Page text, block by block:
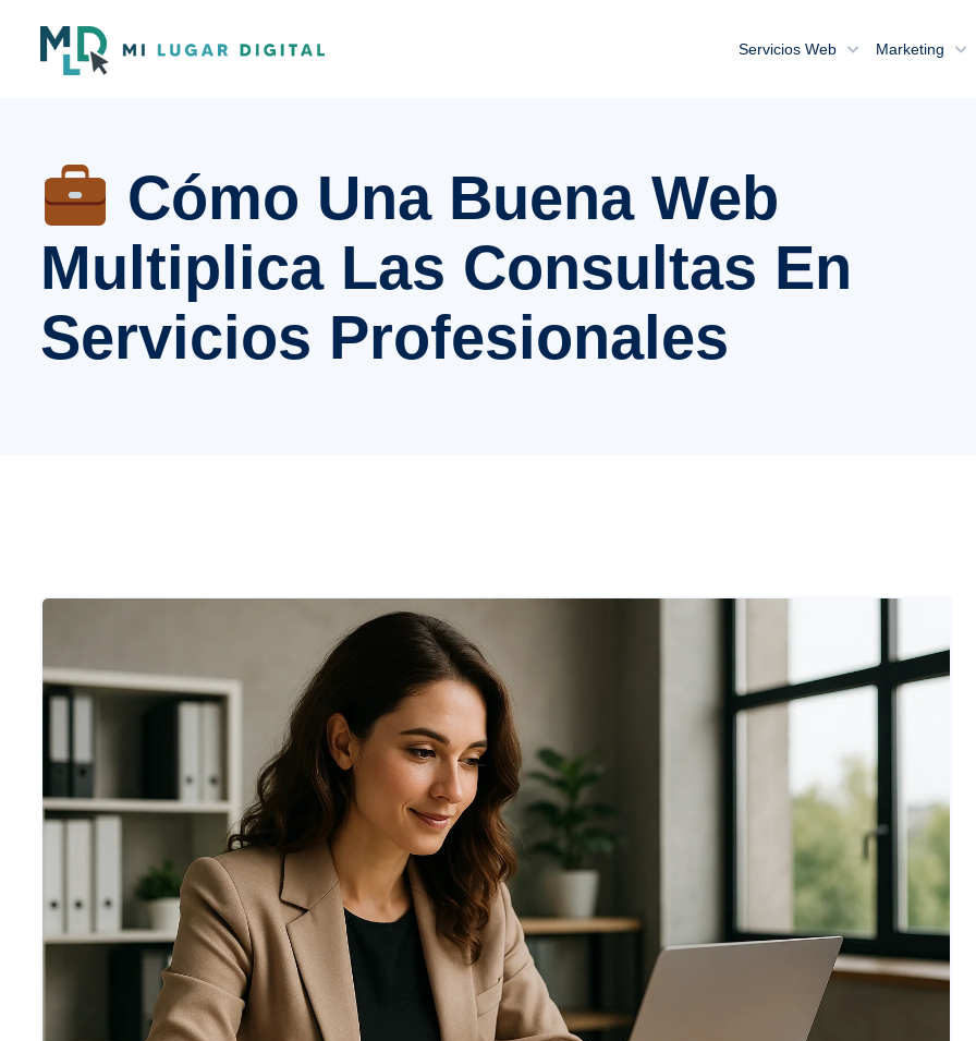
Servicios Web Marketing
Cómo Una Buena Web
Multiplica Las Consultas En
Servicios Profesionales